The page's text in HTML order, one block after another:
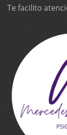
Te facilito